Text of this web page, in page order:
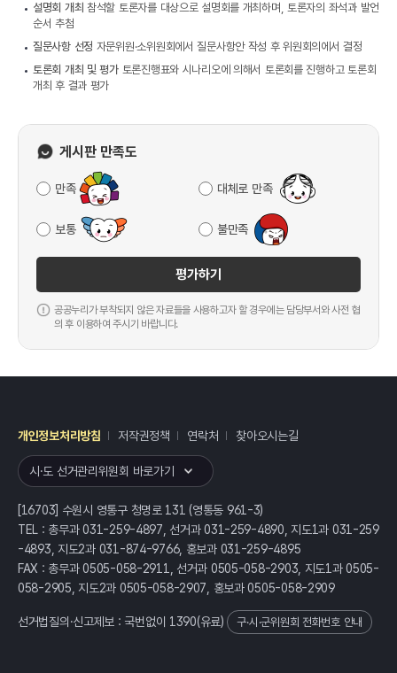
설명회 개최 참석할 토론자를 대상으로 설명회를 개최하며, 토론자의 좌석과 발언
순서 추첨
질문사항 선정 자문위원·소위원회에서 질문사항안 작성 후 위원회의에서 결정
토론회 개최 및 평가토론진행표와 시나리오에 의해서 토론회를 진행하고 토론회
개최 후 결과 평가
게시판 만족도
만족 대체로 만족
보통 불만족
평가하기
공공누리가 부착되지 않은 자료들을 사용하고자 할 경우에는 담당부서와 사전 협
의 후 이용하여 주시기 바랍니다.
개인정보처리방침 저작권정책 연락처 찾아오시는길
시·도 선거관리위원회 바로가기
[16703] 수원시 영통구 청명로 131 (영통동 961-3)
TEL : 총무과 031-259-4897, 선거과 031-259-4890, 지도1과 031-259
-4893, 지도2과 031-874-9766, 홍보과 031-259-4895
FAX : 총무과 0505-058-2911, 선거과 0505-058-2903, 지도1과 0505-
058-2905, 지도2과 0505-058-2907, 홍보과 0505-058-2909
선거법질의·신고제보 : 국번없이 1390(유료) 구·시·군위원회 전화번호 안내